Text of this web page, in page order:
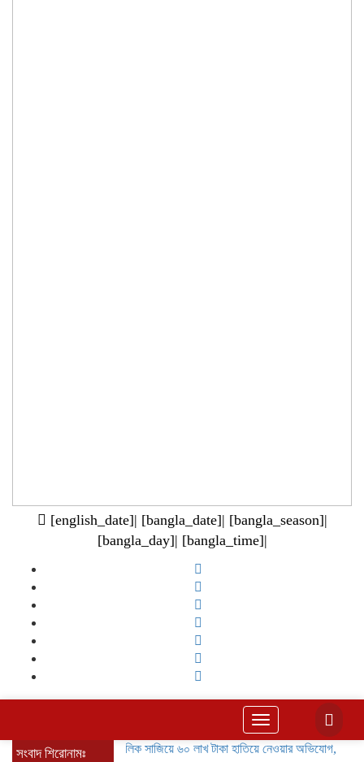
[english_date]| [bangla_date]| [bangla_season]|
[bangla_day]| [bangla_time]|
Toggle
navigation
সংবাদ শিরোনামঃভুয়া মালিক সাজিয়ে ৬০ লাখ টাকা হাতিয়ে নেওয়ার অভিযোগ, সংবাদ সম্মেলনে